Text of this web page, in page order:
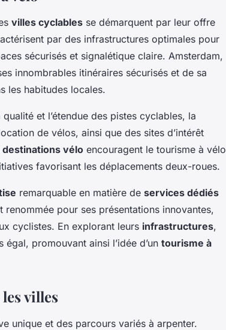
villes cyclables se démarquent par leur offre
par des infrastructures optimales pour
sécurisés et signalétique claire. Amsterdam,
innombrables itinéraires sécurisés et de sa
les habitudes locales.
et l’étendue des pistes cyclables, la
de vélos, ainsi que des sites d’intérêt
destinations vélo encouragent le tourisme à vélo
favorisant les déplacements deux-roues.
remarquable en matière de services dédiés
pour ses présentations innovantes,
cyclistes. En explorant leurs infrastructures,
promouvant ainsi l’idée d’un tourisme à
villes
unique et des parcours variés à arpenter.